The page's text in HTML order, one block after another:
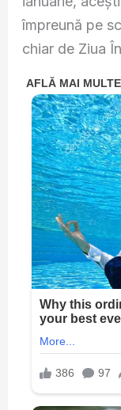
împreună pe
chiar de Ziua